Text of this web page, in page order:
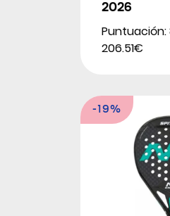
2026
Puntuación:
206.51€
-19%